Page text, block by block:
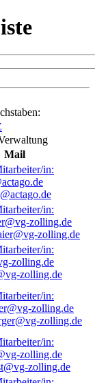
Mail
zolling.de
zolling.de
zolling.de
zolling.de